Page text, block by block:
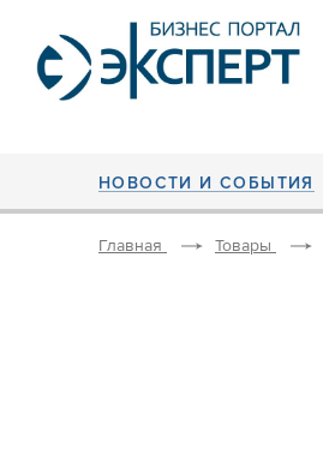
НОВОСТИ И СОБЫТИЯ
Главная Товары